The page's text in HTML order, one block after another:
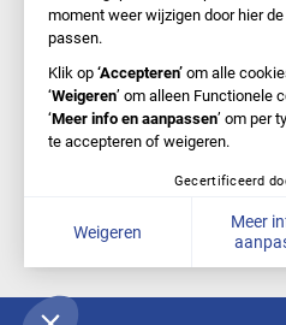
Samen met
Doe-het-zelf
Nieuws
Over ons